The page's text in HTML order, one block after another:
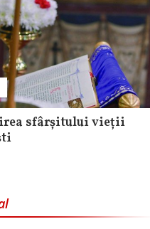
sfârșitului vieții